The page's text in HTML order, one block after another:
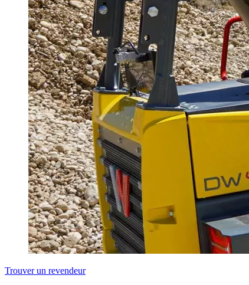
Trouver un revendeur